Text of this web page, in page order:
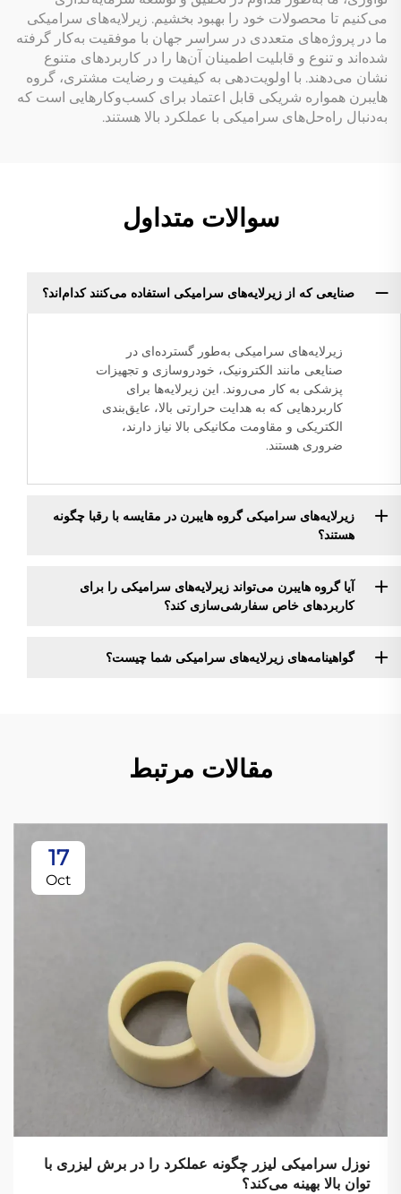
می‌کنیم تا محصولات خود را بهبود بخشیم. زیرلایه‌های سرامیکی
ما در پروژه‌های متعددی در سراسر جهان با موفقیت به‌کار گرفته
شده‌اند و تنوع و قابلیت اطمینان آن‌ها را در کاربردهای متنوع
نشان می‌دهند. با اولویت‌دهی به کیفیت و رضایت مشتری، گروه
هایبرن همواره شریکی قابل اعتماد برای کسب‌وکارهایی است که
به‌دنبال راه‌حل‌های سرامیکی با عملکرد بالا هستند.
سوالات متداول
صنایعی که از زیرلایه‌های سرامیکی استفاده می‌کنند کدام‌اند؟
زیرلایه‌های سرامیکی به‌طور گسترده‌ای در
صنایعی مانند الکترونیک، خودروسازی و تجهیزات
پزشکی به کار می‌روند. این زیرلایه‌ها برای
کاربردهایی که به هدایت حرارتی بالا، عایق‌بندی
الکتریکی و مقاومت مکانیکی بالا نیاز دارند،
ضروری هستند.
زیرلایه‌های سرامیکی گروه هایبرن در مقایسه با رقبا چگونه
هستند؟
آیا گروه هایبرن می‌تواند زیرلایه‌های سرامیکی را برای
کاربردهای خاص سفارشی‌سازی کند؟
گواهینامه‌های زیرلایه‌های سرامیکی شما چیست؟
مقالات مرتبط
17
Oct
نوزل سرامیکی لیزر چگونه عملکرد را در برش لیزری با
توان بالا بهینه می‌کند؟